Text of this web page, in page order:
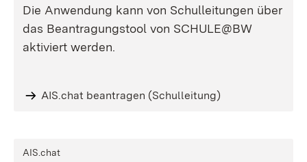
Die Anwendung kann von Schulleitungen über
das Beantragungstool von SCHULE@BW
aktiviert werden.
AIS.chat beantragen (Schulleitung)
AIS.chat